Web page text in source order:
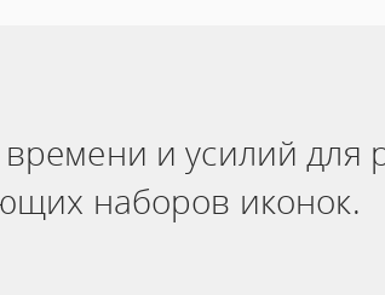
и усилий для
наборов иконок.